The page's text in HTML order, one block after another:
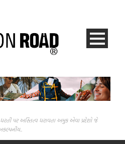
ધરતી પર અસ્તિત્વ ધરાવતા અમુક એવા પ્રદેશો જે